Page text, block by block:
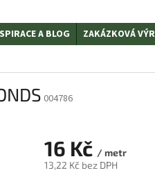
A BLOG ZAKÁZKOVÁ
004786
16 Kč / metr
13,22 Kč bez DPH